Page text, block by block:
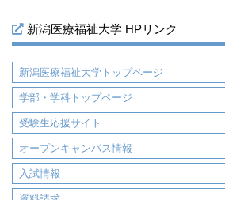
新潟医療福祉大学 HPリンク
新潟医療福祉大学トップページ
学部・学科トップページ
受験生応援サイト
オープンキャンパス情報
入試情報